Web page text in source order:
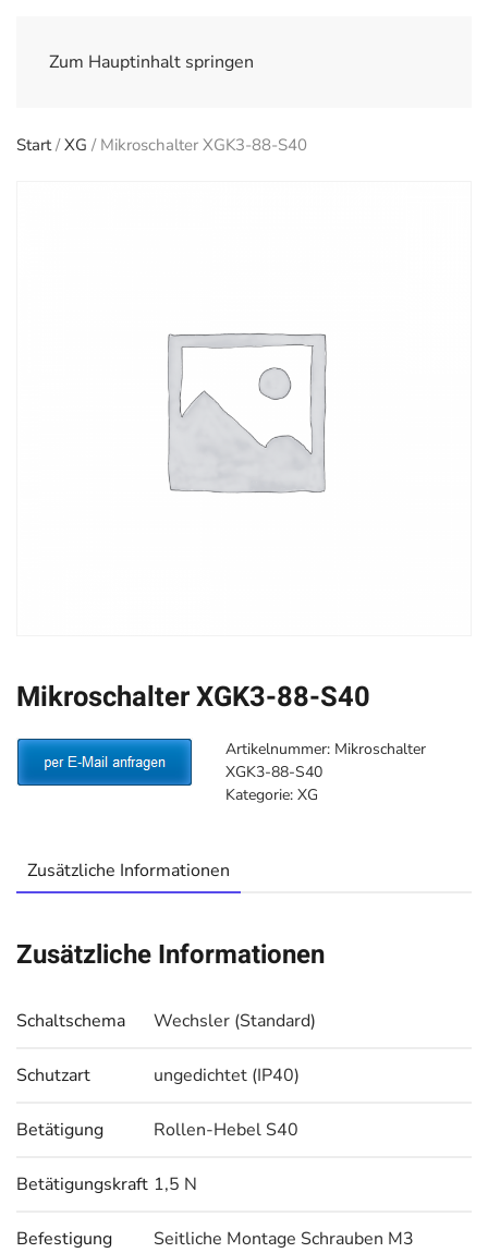
Zum Hauptinhalt springen
Start/XG / Mikroschalter XGK3-88-S40
Mikroschalter XGK3-88-S40
Artikelnummer: Mikroschalter
XGK3-88-S40
Kategorie: XG
Zusätzliche Informationen
Zusätzliche Informationen
Schaltschema Wechsler (Standard)
Schutzart ungedichtet (IP40)
Betätigung Rollen-Hebel S40
Betätigungskraft 1,5 N
Befestigung Seitliche Montage Schrauben M3